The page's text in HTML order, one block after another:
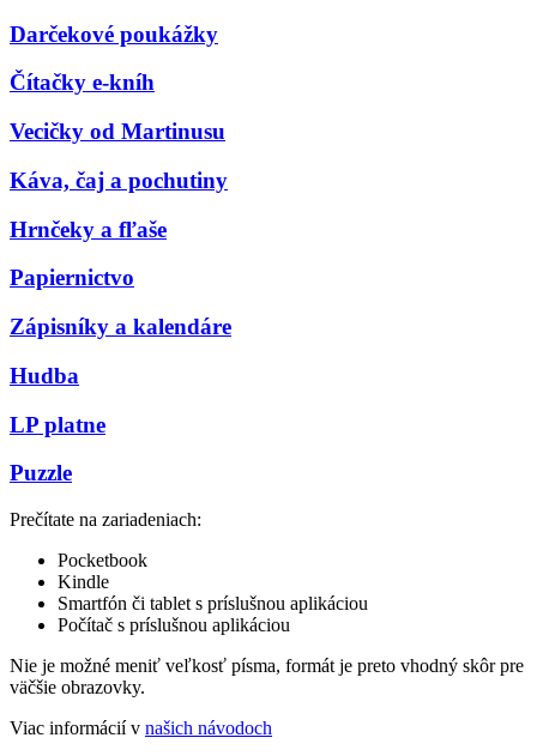
Darčekové poukážky
Čítačky e-kníh
Vecičky od Martinusu
Káva, čaj a pochutiny
Hrnčeky a fľaše
Papiernictvo
Zápisníky a kalendáre
Hudba
LP platne
Puzzle
Prečítate na zariadeniach:
Pocketbook
Kindle
Smartfón či tablet s príslušnou aplikáciou
Počítač s príslušnou aplikáciou
Nie je možné meniť veľkosť písma, formát je preto vhodný skôr pre
väčšie obrazovky.
Viac informácií v našich návodoch